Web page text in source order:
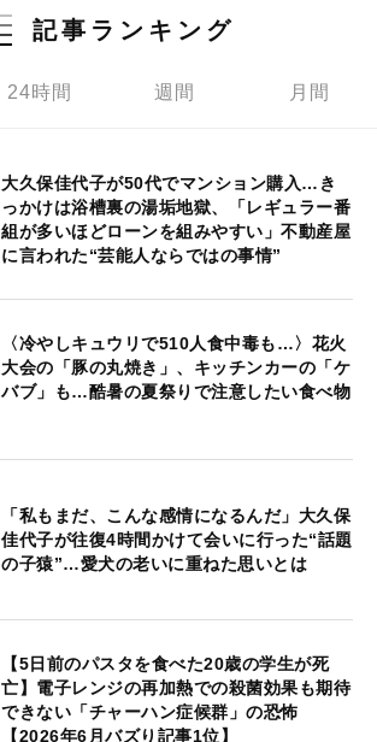
記事ランキング
24時間 週間 月間
大久保佳代子が50代でマンション購入…き
っかけは浴槽裏の湯垢地獄、「レギュラー番
組が多いほどローンを組みやすい」不動産屋
に言われた“芸能人ならではの事情”
〈冷やしキュウリで510人食中毒も…〉花火
大会の「豚の丸焼き」、キッチンカーの「ケ
バブ」も…酷暑の夏祭りで注意したい食べ物
「私もまだ、こんな感情になるんだ」大久保
佳代子が往復4時間かけて会いに行った“話題
の子猿”…愛犬の老いに重ねた思いとは
【5日前のパスタを食べた20歳の学生が死
亡】電子レンジの再加熱での殺菌効果も期待
できない「チャーハン症候群」の恐怖
【2026年6月バズり記事1位】